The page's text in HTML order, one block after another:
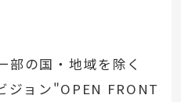
部の国・地域を除く
ジョン"OPEN FRONT